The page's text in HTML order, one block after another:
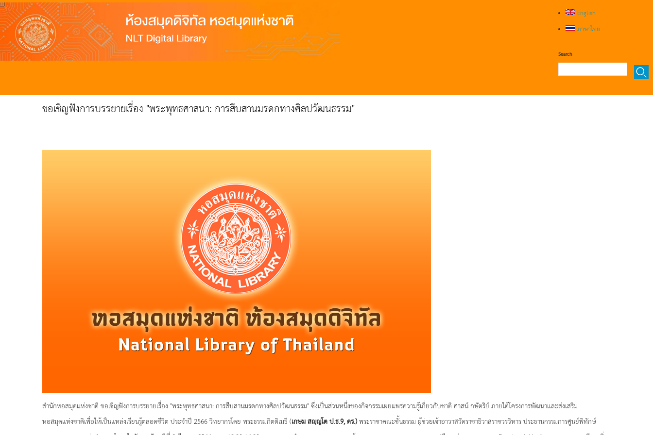
English
ภาษาไทย
Search
ขอเชิญฟังการบรรยายเรื่อง "พระพุทธศาสนา: การสืบสานมรดกทางศิลปวัฒนธรรม"
สำนักหอสมุดแห่งชาติ ขอเชิญฟังการบรรยายเรื่อง "พระพุทธศาสนา: การสืบสานมรดกทางศิลปวัฒนธรรม" ซึ่งเป็นส่วนหนึ่งของกิจกรรมเผยแพร่ความรู้เกี่ยวกับชาติ ศาสน์ กษัตริย์ ภายใต้โครงการพัฒนาและส่งเสริม
หอสมุดแห่งชาติเพื่อให้เป็นแหล่งเรียนรู้ตลอดชีวิต ประจำปี 2566 วิทยากรโดย พระธรรมกิตติเมธี (เกษม สญฺญโต ป.ธ.9, ดร.)พระราชาคณะชั้นธรรม ผู้ช่วยเจ้าอาวาสวัดราชาธิวาสราชวรวิหาร ประธานกรรมการศูนย์พิทักษ์